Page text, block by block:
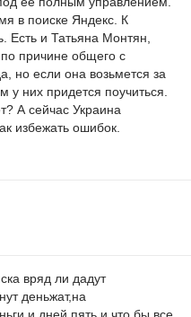
в поиске Яндекс. К
Есть и Татьяна Монтян,
причине общего с
но если она возьмется за
них придется поучиться.
А сейчас Украина
избежать ошибок.
вряд ли дадут
деньжат,на
и дней пять и что бы все